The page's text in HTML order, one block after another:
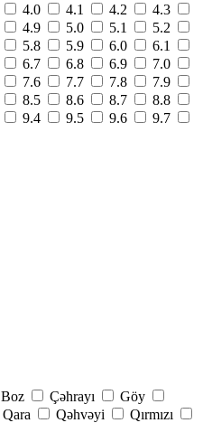
4.0 4.1 4.2
4.3
4.9 5.0 5.1
5.2
5.8 5.9 6.0
6.1
6.7 6.8 6.9
7.0
7.6 7.7 7.8
7.9
8.5 8.6 8.7
8.8
9.4 9.5 9.6
9.7
Boz Çəhrayı
Göy
Qara Qəhvəyi
Qırmızı